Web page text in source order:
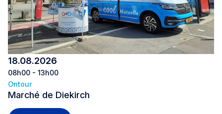
Marché de Diekirch
Ontour
18.08.2026
08h00 - 13h00